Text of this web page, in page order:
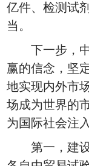
亿件、检测试
当。
下一步，
赢的信念，坚
地实现内外市
场成为世界的
为国际社会注
第一，建